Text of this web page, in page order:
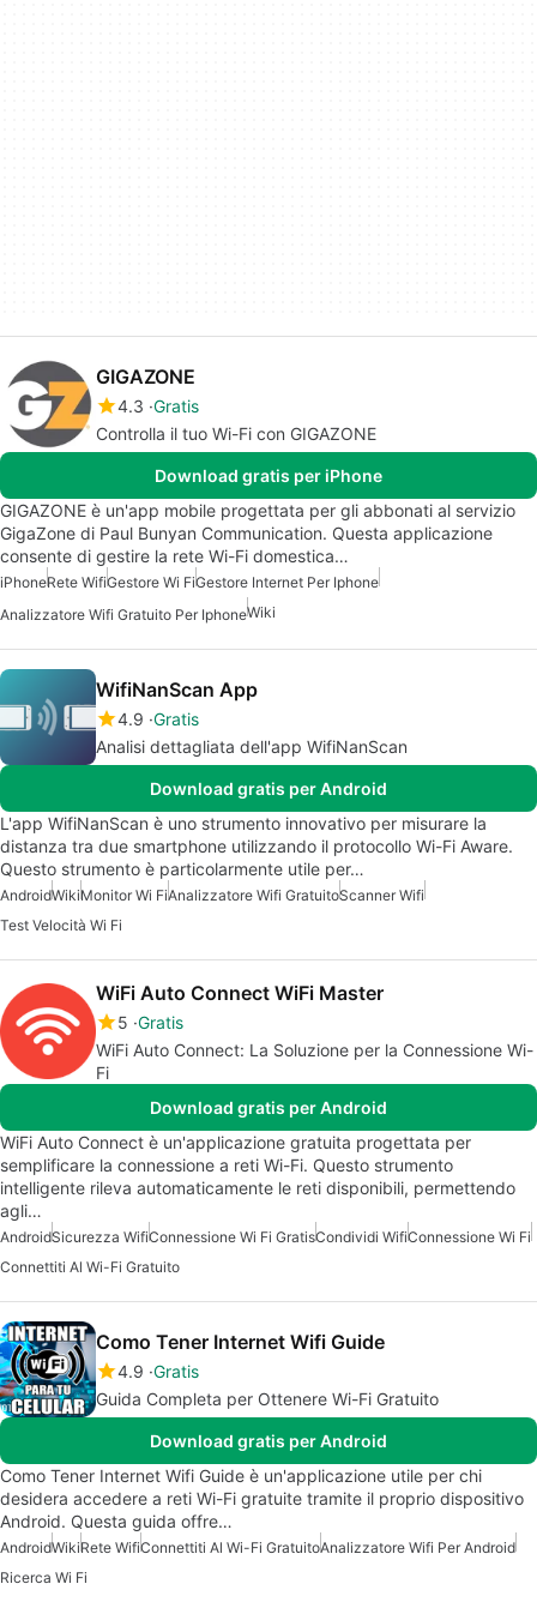
GIGAZONE
4.3 Gratis
Controlla il tuo Wi-Fi con GIGAZONE
Download gratis per iPhone
GIGAZONE è un'app mobile progettata per gli abbonati al servizio
GigaZone di Paul Bunyan Communication. Questa applicazione
consente di gestire la rete Wi-Fi domestica…
iPhoneRete WifiGestore Wi FiGestore Internet Per Iphone
Analizzatore Wifi Gratuito Per IphoneWiki
WifiNanScan App
4.9 Gratis
Analisi dettagliata dell'app WifiNanScan
Download gratis per Android
L'app WifiNanScan è uno strumento innovativo per misurare la
distanza tra due smartphone utilizzando il protocollo Wi-Fi Aware.
Questo strumento è particolarmente utile per…
AndroidWikiMonitor Wi FiAnalizzatore Wifi GratuitoScanner Wifi
Test Velocità Wi Fi
WiFi Auto Connect WiFi Master
5 Gratis
WiFi Auto Connect: La Soluzione per la Connessione Wi-
Fi
Download gratis per Android
WiFi Auto Connect è un'applicazione gratuita progettata per
semplificare la connessione a reti Wi-Fi. Questo strumento
intelligente rileva automaticamente le reti disponibili, permettendo
agli…
AndroidSicurezza WifiConnessione Wi Fi GratisCondividi WifiConnessione Wi Fi
Connettiti Al Wi-Fi Gratuito
Como Tener Internet Wifi Guide
4.9 Gratis
Guida Completa per Ottenere Wi-Fi Gratuito
Download gratis per Android
Como Tener Internet Wifi Guide è un'applicazione utile per chi
desidera accedere a reti Wi-Fi gratuite tramite il proprio dispositivo
Android. Questa guida offre…
AndroidWikiRete WifiConnettiti Al Wi-Fi GratuitoAnalizzatore Wifi Per Android
Ricerca Wi Fi